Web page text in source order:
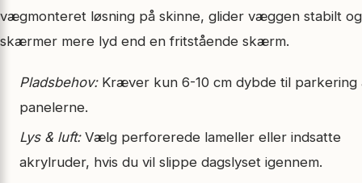
vægmonteret løsning på skinne, glider væggen stabilt og
skærmer mere lyd end en fritstående skærm.
Pladsbehov:Kræver kun 6-10 cm dybde til parkering
panelerne.
Lys & luft:Vælg perforerede lameller eller indsatte
akrylruder, hvis du vil slippe dagslyset igennem.